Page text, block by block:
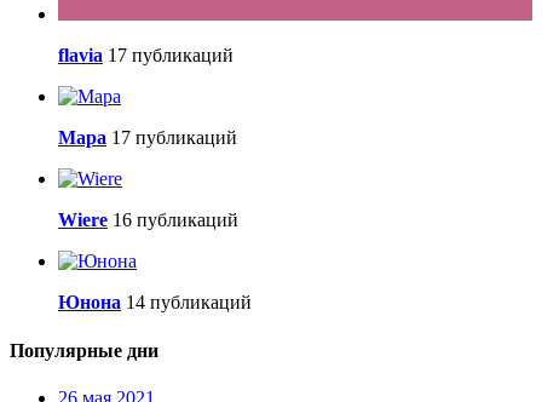
flavia 17 публикаций
Мара 17 публикаций
Wiere 16 публикаций
Юнона 14 публикаций
Популярные дни
26 мая 2021